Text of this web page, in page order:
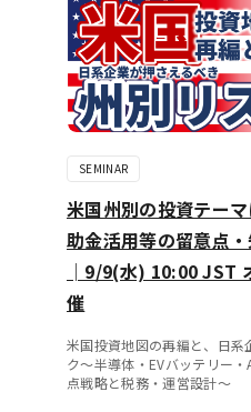
SEMINAR
米国州別の投資テー
助金活用等の留意点
│9/9(水) 10:00 JST
催
米国投資地図の再編と、日系
ク～半導体・EVバッテリー
点戦略と税務・運営設計～